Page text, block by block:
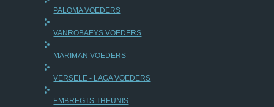
PALOMA VOEDERS
VANROBAEYS VOEDERS
MARIMAN VOEDERS
VERSELE - LAGA VOEDERS
EMBREGTS THEUNIS